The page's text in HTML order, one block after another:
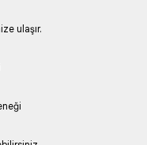
ulaşır.